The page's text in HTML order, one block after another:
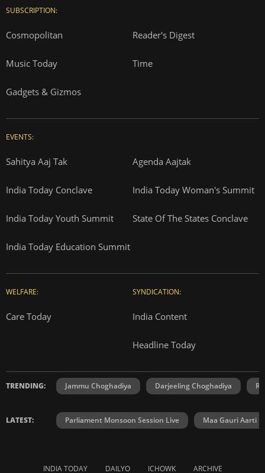
SUBSCRIPTION:
Cosmopolitan Reader's Digest
Music Today Time
Gadgets & Gizmos
EVENTS:
Sahitya Aaj Tak Agenda Aajtak
India Today Conclave India Today Woman's Summit
India Today Youth Summit State Of The States Conclave
India Today Education Summit
WELFARE:
Care Today
SYNDICATION:
India Content
Headline Today
TRENDING: Jammu Choghadiya Darjeeling Choghadiya
LATEST: Parliament Monsoon Session Live Maa Gauri Aarti
INDIA TODAY DAILYO ICHOWK ARCHIVE